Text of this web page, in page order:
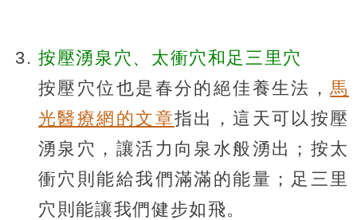
按壓湧泉穴、太衝穴和足三里穴
按壓穴位也是春分的絕佳養生法， 馬
光醫療網的文章指出，這天可以按壓
湧泉穴，讓活力向泉水般湧出；按太
衝穴則能給我們滿滿的能量；足三里
穴則能讓我們健步如飛。